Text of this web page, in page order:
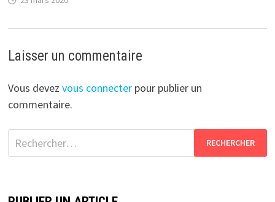
Laisser un commentaire
Vous devez vous connecterpour publier un
commentaire.
Rechercher :